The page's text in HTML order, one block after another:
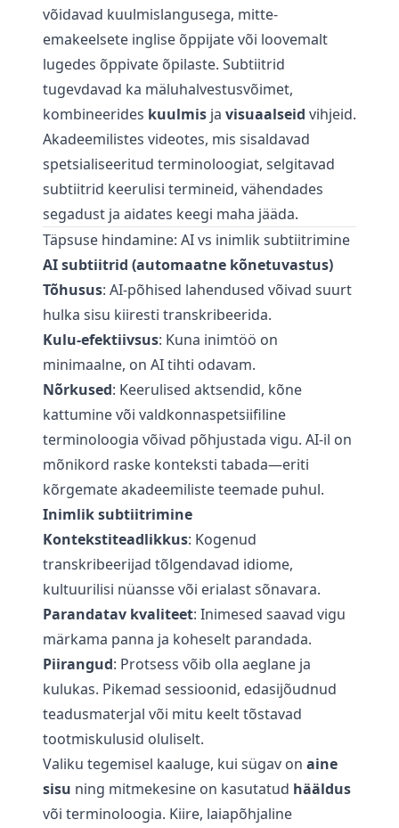
võidavad kuulmislangusega, mitte-
emakeelsete inglise õppijate või loovemalt
lugedes õppivate õpilaste. Subtiitrid
tugevdavad ka mäluhalvestusvõimet,
kombineerides kuulmis ja visuaalseid vihjeid.
Akadeemilistes videotes, mis sisaldavad
spetsialiseeritud terminoloogiat, selgitavad
subtiitrid keerulisi termineid, vähendades
segadust ja aidates keegi maha jääda.
Täpsuse hindamine: AI vs inimlik subtiitrimine
AI subtiitrid (automaatne kõnetuvastus)
Tõhusus: AI-põhised lahendused võivad suurt
hulka sisu kiiresti transkribeerida.
Kulu-efektiivsus: Kuna inimtöö on
minimaalne, on AI tihti odavam.
Nõrkused: Keerulised aktsendid, kõne
kattumine või valdkonnaspetsiifiline
terminoloogia võivad põhjustada vigu. AI-il on
mõnikord raske konteksti tabada—eriti
kõrgemate akadeemiliste teemade puhul.
Inimlik subtiitrimine
Kontekstiteadlikkus: Kogenud
transkribeerijad tõlgendavad idiome,
kultuurilisi nüansse või erialast sõnavara.
Parandatav kvaliteet: Inimesed saavad vigu
märkama panna ja koheselt parandada.
Piirangud: Protsess võib olla aeglane ja
kulukas. Pikemad sessioonid, edasijõudnud
teadusmaterjal või mitu keelt tõstavad
tootmiskulusid oluliselt.
Valiku tegemisel kaaluge, kui sügav on aine
sisu ning mitmekesine on kasutatud hääldus
või terminoloogia. Kiire, laiapõhjaline